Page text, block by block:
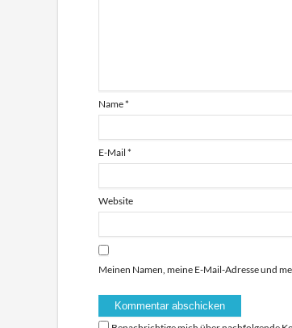
Name*
E-Mail *
Website
Meinen Namen, meine E-Mail-Adresse und